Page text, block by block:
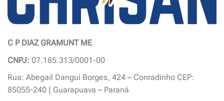
C P DIAZ GRAMUNT ME
CNPJ: 07.185.313/0001-00
Rua: Abegail Dangui Borges, 424 – Conradinho CEP:
85055-240 | Guarapuava – Paraná